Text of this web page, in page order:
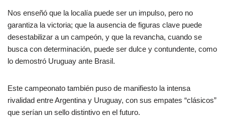
Nos enseñó que la localía puede ser un impulso, pero no
garantiza la victoria; que la ausencia de figuras clave puede
desestabilizar a un campeón, y que la revancha, cuando se
busca con determinación, puede ser dulce y contundente, como
lo demostró Uruguay ante Brasil.
Este campeonato también puso de manifiesto la intensa
rivalidad entre Argentina y Uruguay, con sus empates “clásicos”
que serían un sello distintivo en el futuro.